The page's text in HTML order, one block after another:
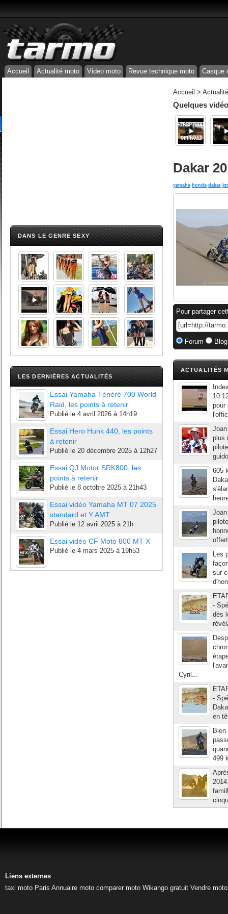
Accueil Actualité moto Video moto Revue technique moto Casque
DANS LE GENRE SEXY
LES DERNIÈRES ACTUALITÉS
Essai Yamaha Ténéré 700 World
Raid, les points à retenir
Publié le 4 avril 2026 à 14h19
Essai Hero Hunk 440, les points
à retenir
Publié le 20 décembre 2025 à 12h27
Essai QJ Motor SRK800, les
points à retenir
Publié le 8 octobre 2025 à 21h43
Essai vidéo Yamaha MT 07 2025
standard et Y AMT
Publié le 12 avril 2025 à 21h
Essai vidéo CF Moto 800 MT X
Publié le 4 mars 2025 à 19h53
Accueil >
Quelques
Dakar
yamaha honda dakar
Pour partager
Forum
ACTUALITÉS
pour
plus
605
Les
sur
-
dès
Cyril...
-
en
499
Liens externes
taxi moto Paris Annuaire moto comparer moto Wikango gratuit Vendre moto